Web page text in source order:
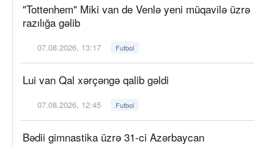
"Tottenhem" Miki van de Venlə yeni müqavilə üzrə
razılığa gəlib
07.08.2026, 13:17 Futbol
Lui van Qal xərçəngə qalib gəldi
07.08.2026, 12:45 Futbol
Bədii gimnastika üzrə 31-ci Azərbaycan